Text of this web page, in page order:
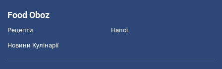
Food Oboz
Рецепти Напої
Новини Кулінарії